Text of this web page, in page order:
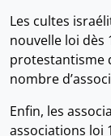
Les cultes
nouvelle loi dès
protestantisme
nombre
Enfin, les
associations loi